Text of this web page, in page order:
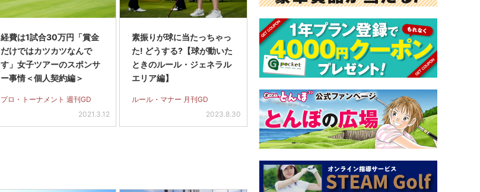
経費は1試合30万円「賞金
だけではカツカツなんで
す」女子ツアーのスポンサ
ー事情＜個人契約編＞
プロ・トーナメント 週刊GD
2021.3.12
素振りが球に当たっちゃっ
た! どうする?【球が動いた
ときのルール・ジェネラル
エリア編】
ルール・マナー 月刊GD
2023.8.30